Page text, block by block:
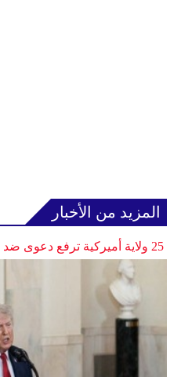
المزيد من الأخبار
25 ولاية أميركية ترفع دعوى ضد ترامب بسبب الرسوم الجمركية